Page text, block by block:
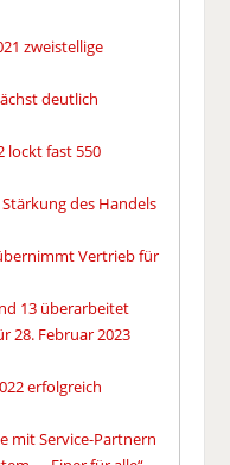
zweistellige
deutlich
lockt fast 550
des Handels
Vertrieb für
13 überarbeitet
28. Februar 2023
erfolgreich
mit Service-Partnern